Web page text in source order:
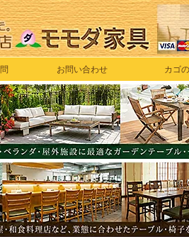
お問い合わせ カゴ